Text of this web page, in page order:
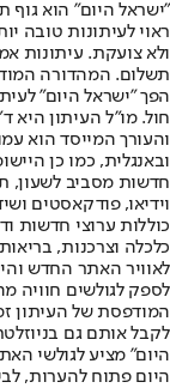
"ישראל היום" הוא
ראוי לעיתונות טובה
ולא צועקת. עיתונות
הפך "ישראל היום"
חול. מו"ל העיתון היא
והעורך המייסד הוא
חדשות מסביב לשעון,
וידיאו, פודקאסטים
כוללות ערוצי חדשות
לאוויר האתר החדש
לספק לגולשים חוויה
המודפסת של העיתון
לקבל אותם גם
היום" מציע לגולשי
היום פתוח להערות,